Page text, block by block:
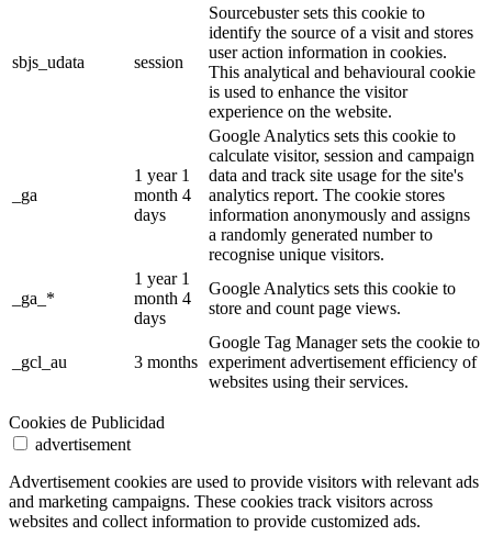
sbjs_udata session
Sourcebuster sets this cookie to
identify the source of a visit and stores
user action information in cookies.
This analytical and behavioural cookie
is used to enhance the visitor
experience on the website.
_ga
1 year 1
month 4
days
Google Analytics sets this cookie to
calculate visitor, session and campaign
data and track site usage for the site's
analytics report. The cookie stores
information anonymously and assigns
a randomly generated number to
recognise unique visitors.
_ga_*
1 year 1
month 4
days
Google Analytics sets this cookie to
store and count page views.
_gcl_au 3 months
Google Tag Manager sets the cookie to
experiment advertisement efficiency of
websites using their services.
Cookies de Publicidad
advertisement
Advertisement cookies are used to provide visitors with relevant ads
and marketing campaigns. These cookies track visitors across
websites and collect information to provide customized ads.